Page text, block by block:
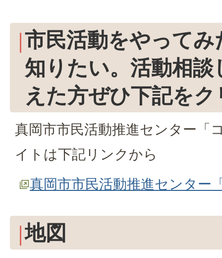
市民活動をやって
知りたい。活動相談
えた方ぜひ下記をク
真岡市市民活動推進センター「
イトは下記リンクから
真岡市市民活動推進センター
地図